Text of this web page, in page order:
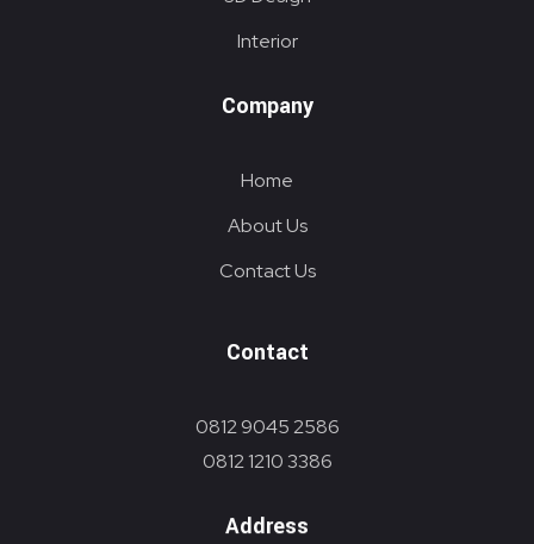
Interior
Company
Home
About Us
Contact Us
Contact
0812 9045 2586
0812 1210 3386
Address